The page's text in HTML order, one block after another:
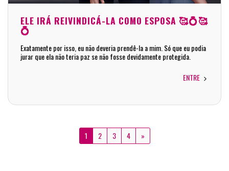
ELE IRÁ REIVINDICÁ-LA COMO ESPOSA 🥰💍🥰
💍
Exatamente por isso, eu não deveria prendê-la a mim. Só que eu podia
jurar que ela não teria paz se não fosse devidamente protegida.
ENTRE
1 2 3 4 »